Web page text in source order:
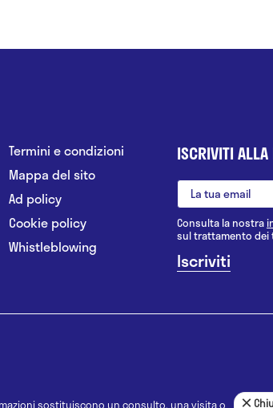
Termini e condizioni
Mappa del sito
Ad policy
Cookie policy
Whistleblowing
ISCRIVITI ALLA
Consulta la nostra
sul trattamento dei
sostituiscono un consulto, una visita o